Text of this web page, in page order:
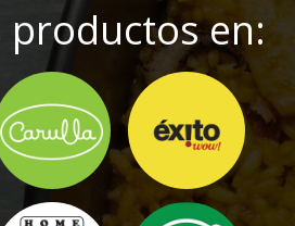
en: